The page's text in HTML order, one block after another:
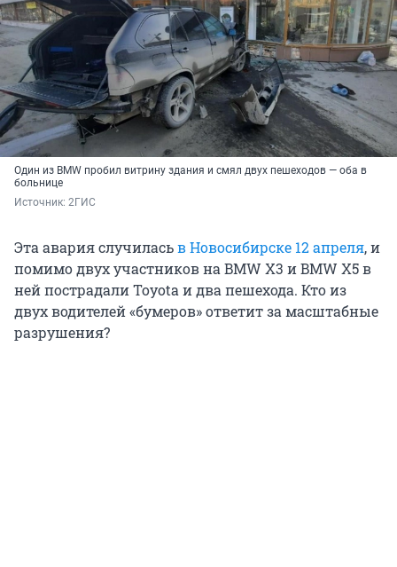
Один из BMW пробил витрину здания и смял двух пешеходов — оба в
больнице
Источник: 2ГИС
Эта авария случиласьв Новосибирске 12 апреля, и
помимо двух участников на BMW X3 и BMW X5 в
ней пострадали Toyota и два пешехода. Кто из
двух водителей «бумеров» ответит за масштабные
разрушения?